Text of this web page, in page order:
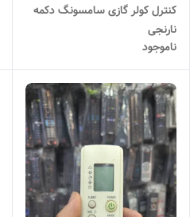
کنترل کولر گازی سامسونگ دکمه
نارنجی
ناموجود